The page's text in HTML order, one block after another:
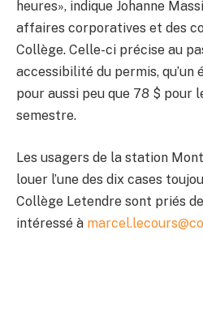
heures», indique Johanne
affaires corporatives et des
Collège. Celle-ci précise au
accessibilité du permis,
pour aussi peu que 78 $ pour
semestre.
Les usagers de la station
louer l’une des dix cases
Collège Letendre sont priés
intéressé à